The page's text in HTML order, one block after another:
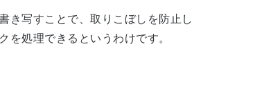
き写すことで、取りこぼしを防止し
を処理できるというわけです。